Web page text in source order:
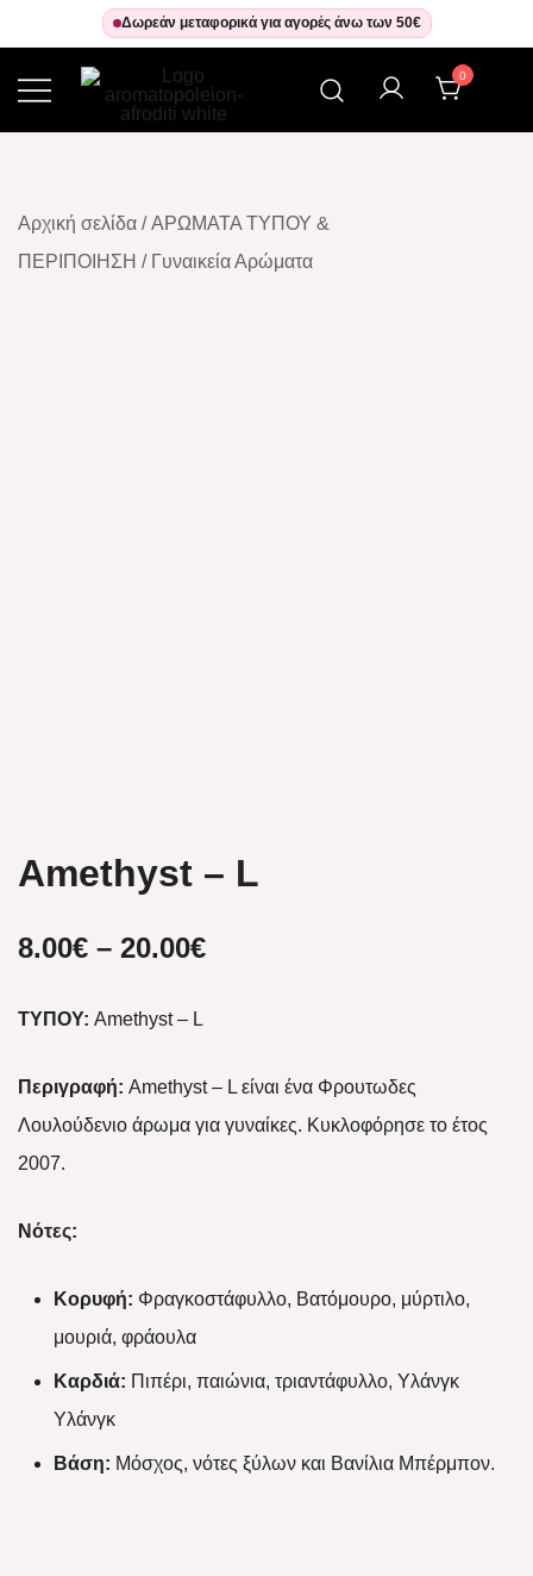
Δωρεάν μεταφορικά για αγορές άνω των 50€
0
Αρχική σελίδα /ΑΡΩΜΑΤΑ ΤΥΠΟΥ &
ΠΕΡΙΠΟΙΗΣΗ / Γυναικεία Αρώματα
Amethyst – L
8.00€ – 20.00€
ΤΥΠΟΥ: Amethyst – L
Περιγραφή: Amethyst – L είναι ένα Φρουτωδες
Λουλούδενιο άρωμα για γυναίκες. Κυκλοφόρησε το έτος
2007.
Νότες:
Κορυφή: Φραγκοστάφυλλο, Βατόμουρο, μύρτιλο,
μουριά, φράουλα
Καρδιά: Πιπέρι, παιώνια, τριαντάφυλλο, Υλάνγκ
Υλάνγκ
Βάση: Μόσχος, νότες ξύλων και Βανίλια Μπέρμπον.